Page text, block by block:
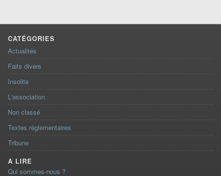
CATÉGORIES
Actualités
Faits divers
Insolite
L'association
Non classé
Textes règlementaires
Tribune
A LIRE
Qui sommes-nous ?